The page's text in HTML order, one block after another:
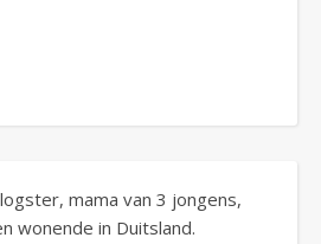
mama van 3 jongens,
wonende in Duitsland.